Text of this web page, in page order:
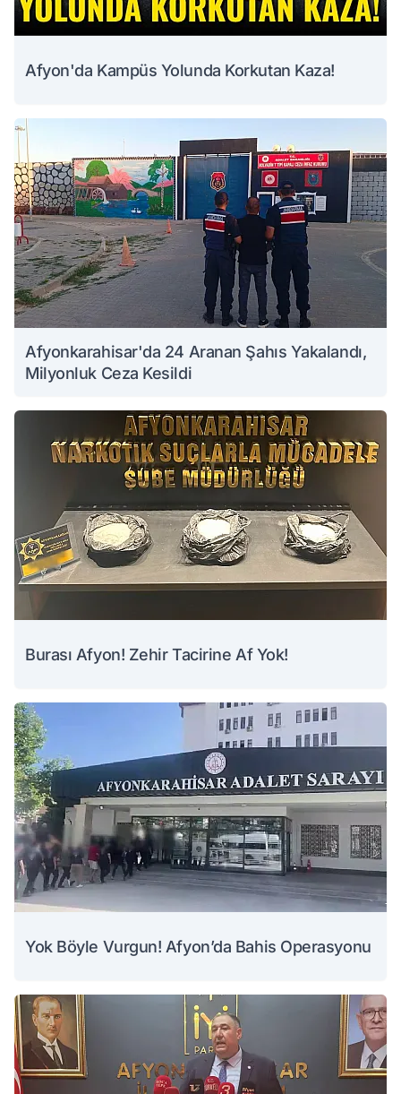
Afyon'da Kampüs Yolunda Korkutan Kaza!
Afyonkarahisar'da 24 Aranan Şahıs Yakalandı,
Milyonluk Ceza Kesildi
Burası Afyon! Zehir Tacirine Af Yok!
Yok Böyle Vurgun! Afyon’da Bahis Operasyonu